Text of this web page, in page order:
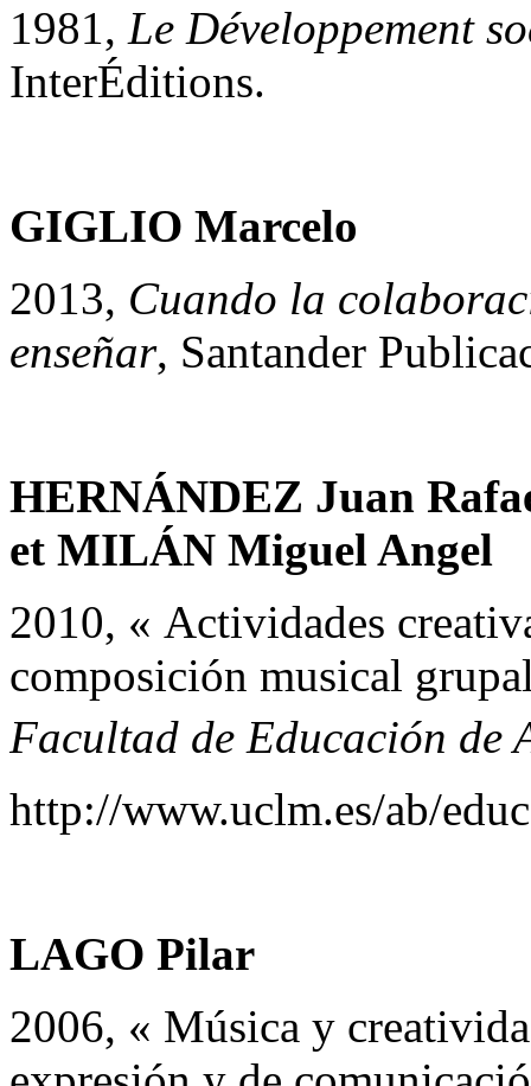
1981, Le Développement
InterÉditions.
GIGLIO Marcelo
2013, Cuando la
enseñar, Santander
HERNÁNDEZ Juan
et MILÁN Miguel Angel
2010, « Actividades
composición musical
Facultad de Educación de
http://www.uclm.es/ab/
LAGO Pilar
2006, « Música y